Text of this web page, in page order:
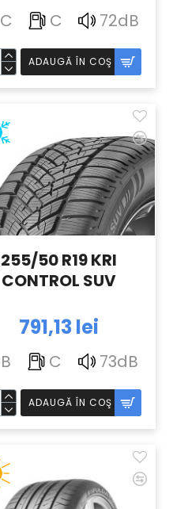
C C 72dB
ADAUGĂ ÎN COŞ
255/50 R19 KRI
CONTROL SUV
791,13 lei
B C 73dB
ADAUGĂ ÎN COŞ